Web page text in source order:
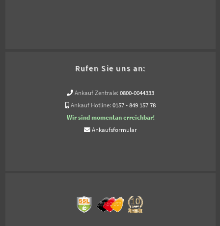
Rufen Sie uns an:
Ankauf Zentrale: 0800-0044333
Ankauf Hotline: 0157 - 849 157 78
Wir sind momentan erreichbar!
Ankaufsformular